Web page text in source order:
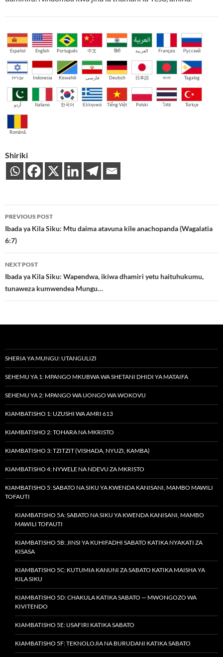
Español English Português 中文 हिंदी العربية Français Русский
עברית Indonesia Kiswahili فارسی Deutsch 日本語 বাংলা Tagalog
اُردو Italiano 한국어 Ελληνικά Tiếng Việt Polski ไทย Türkçe
Română
Shiriki
Post
navigation
PREVIOUS POST
Ibada ya Kila Siku: Mtu daima atavuna kile anachopanda (Wagalatia
6:7)
NEXT POST
Ibada ya Kila Siku: Wapendwa, ikiwa dhamiri yetu haituhukumu,
tunaweza kumwendea Mungu…
SHERIA YA MUNGU: UTANGULIZI
SEHEMU YA 1: MPANGO MKUBWA WA SHETANI DHIDI YA MATAIFA
SEHEMU YA 2: MPANGO WA UONGO WA WOKOVU
KIAMBATISHO 1: UZUSHI WA AMRI 613
KIAMBATISHO 2: TOHARA NA MKRISTO
KIAMBATISHO 3: TZITZIT (VISHADA, NYUZI, KAMBA)
KIAMBATISHO 4: NYWELE NA NDEVU ZA MKRISTO
KIAMBATISHO 5: SABATO NA SIKU YA KWENDA KANISANI, MAMBO MAWILI
TOFAUTI
KIAMBATISHO 5A: SABATO NA SIKU YA KWENDA KANISANI, MAMBO
MAWILI TOFAUTI
KIAMBATISHO 5B: JINSI YA KUHIFADHI SABATO KATIKA NYAKATI ZA
KISASA
KIAMBATISHO 5C: KUTUMIA KANUNI ZA SABATO KATIKA MAISHA YA
KILA SIKU
KIAMBATISHO 5D: CHAKULA KATIKA SABATO — MWONGOZO WA
KIVITENDO
KIAMBATISHO 5E: USAFIRI KATIKA SABATO
KIAMBATISHO 5F: TEKNOLOJIA NA BURUDANI KATIKA SABATO